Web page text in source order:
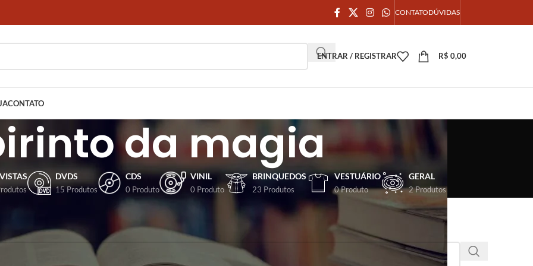
CONTATODÚVIDAS
ENTRAR / REGISTRAR R$ 0,00
CONTATO
da magia
DVDS
15 Produtos
CDS
0 Produto
VINIL
0 Produto
BRINQUEDOS
23 Produtos
VESTUÁRIO
0 Produto
GERAL
2 Produtos
com a tag “O labirinto da magia”
para a sua seleção.